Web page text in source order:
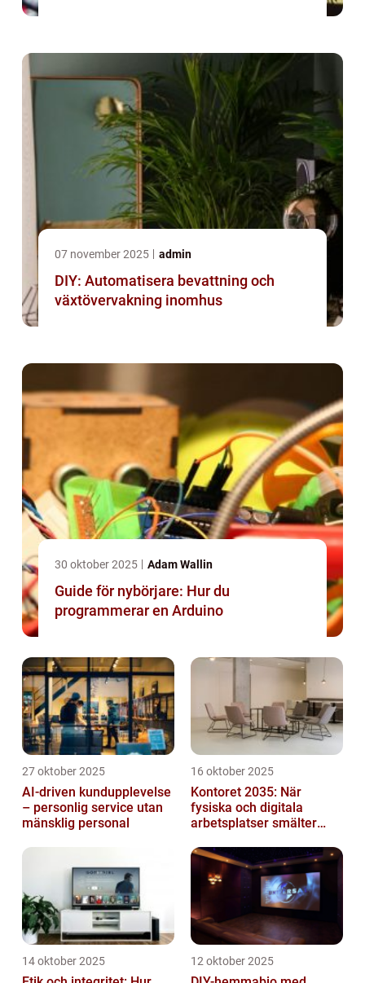
07 november 2025 admin
DIY: Automatisera bevattning och
växtövervakning inomhus
30 oktober 2025 Adam Wallin
Guide för nybörjare: Hur du
programmerar en Arduino
27 oktober 2025
AI-driven kundupplevelse
– personlig service utan
mänsklig personal
16 oktober 2025
Kontoret 2035: När
fysiska och digitala
arbetsplatser smälter
14 oktober 2025 12 oktober 2025